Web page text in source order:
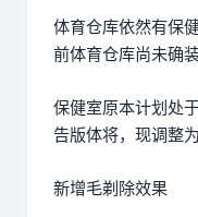
体育仓库依然有保
前体育仓库尚未确
保健室原本计划处
告版体将，现调整
新增毛剃除效果